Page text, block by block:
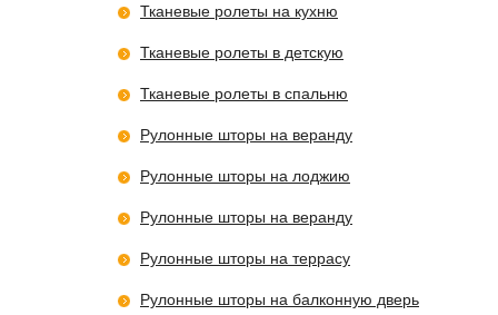
Тканевые ролеты на кухню
Тканевые ролеты в детскую
Тканевые ролеты в спальню
Рулонные шторы на веранду
Рулонные шторы на лоджию
Рулонные шторы на веранду
Рулонные шторы на террасу
Рулонные шторы на балконную дверь